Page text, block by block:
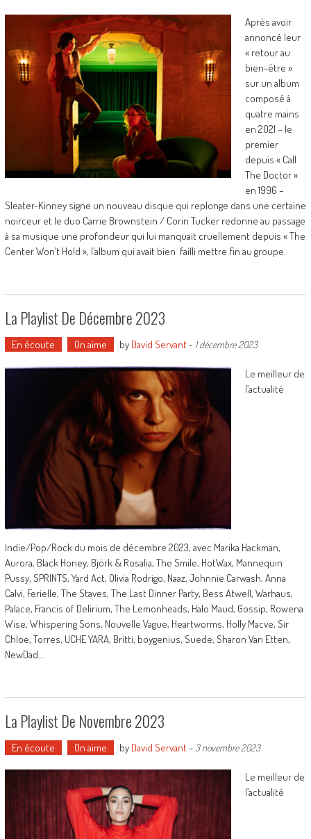
Après avoir
annoncé leur
« retour au
bien-être »
sur un album
composé à
quatre mains
en 2021 – le
premier
depuis « Call
The Doctor »
en 1996 –
Sleater-Kinney signe un nouveau disque qui replonge dans une certaine
noirceur et le duo Carrie Brownstein / Corin Tucker redonne au passage
à sa musique une profondeur qui lui manquait cruellement depuis « The
Center Won’t Hold », l’album qui avait bien failli mettre fin au groupe.
La Playlist De Décembre 2023
En écoute On aime by David Servant- 1 décembre 2023
Le meilleur de
l’actualité
Indie/Pop/Rock du mois de décembre 2023, avec Marika Hackman,
Aurora, Black Honey, Björk & Rosalia, The Smile, HotWax, Mannequin
Pussy, SPRINTS, Yard Act, Olivia Rodrigo, Naaz, Johnnie Carwash, Anna
Calvi, Ferielle, The Staves, The Last Dinner Party, Bess Atwell, Warhaus,
Palace, Francis of Delirium, The Lemonheads, Halo Maud, Gossip, Rowena
Wise, Whispering Sons, Nouvelle Vague, Heartworms, Holly Macve, Sir
Chloe, Torres, UCHE YARA, Britti, boygenius, Suede, Sharon Van Etten,
NewDad…
La Playlist De Novembre 2023
En écoute On aime by David Servant- 3 novembre 2023
Le meilleur de
l’actualité